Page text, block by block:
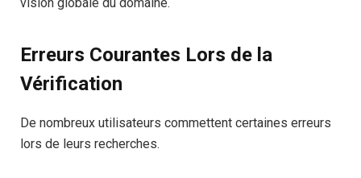
Erreurs Courantes Lors de la
Vérification
De nombreux utilisateurs commettent certaines erreurs
lors de leurs recherches.